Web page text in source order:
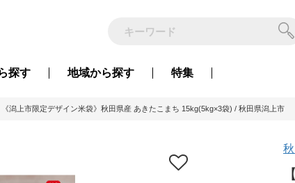
探す 地域から探す 特集
《潟上市限定デザイン米袋》秋田県産 あきたこまち 15kg(5kg×3袋) / 秋田県潟上市